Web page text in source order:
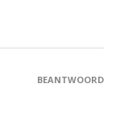
BEANTWOORD